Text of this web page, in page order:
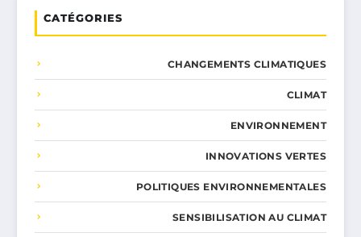
CATÉGORIES
CHANGEMENTS CLIMATIQUES
CLIMAT
ENVIRONNEMENT
INNOVATIONS VERTES
POLITIQUES ENVIRONNEMENTALES
SENSIBILISATION AU CLIMAT